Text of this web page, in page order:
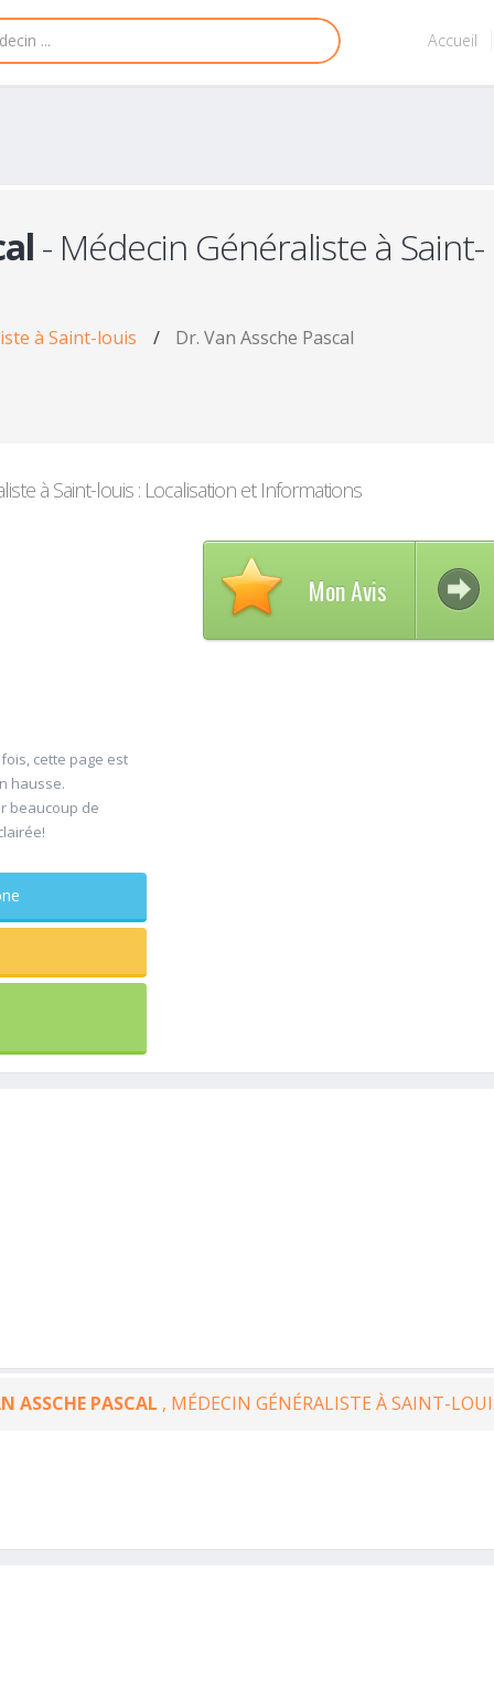
Accueil
- Médecin Généraliste à Saint-
à Saint-louis / Dr. Van Assche Pascal
à Saint-louis : Localisation et Informations
cette page est
hausse.
beaucoup de
Mon Avis
ASSCHE PASCAL , MÉDECIN GÉNÉRALISTE À SAINT-